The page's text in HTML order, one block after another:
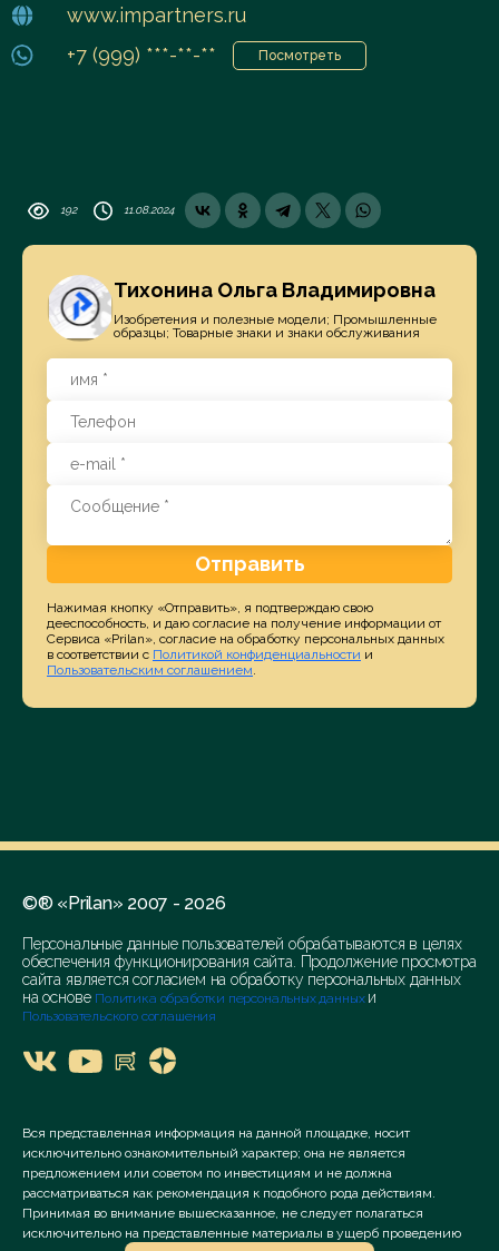
www.impartners.ru
+7 (999) ***-**-**
Посмотреть
192 11.08.2024
Тихонина Ольга Владимировна
Изобретения и полезные модели; Промышленные
образцы; Товарные знаки и знаки обслуживания
Отправить
Нажимая кнопку «Отправить», я подтверждаю свою
дееспособность, и даю согласие на получение информации от
Сервиса «Prilan», согласие на обработку персональных данных
в соответствии с Политикой конфиденциальности и
Пользовательским соглашением.
©® «Prilan» 2007 - 2026
Персональные данные пользователей обрабатываются в целях
обеспечения функционирования сайта. Продолжение просмотра
сайта является согласием на обработку персональных данных
на основе Политика обработки персональных данных и
Пользовательского соглашения
Вся представленная информация на данной площадке, носит
исключительно ознакомительный характер; она не является
предложением или советом по инвестициям и не должна
рассматриваться как рекомендация к подобного рода действиям.
Принимая во внимание вышесказанное, не следует полагаться
исключительно на представленные материалы в ущерб проведению